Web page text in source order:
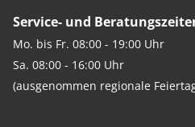
Service- und
Mo. bis Fr. 08:00 - 19:00 Uhr
Sa. 08:00 - 16:00 Uhr
(ausgenommen regionale